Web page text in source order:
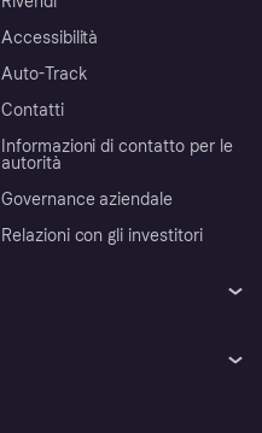
Accessibilità
Auto-Track
Contatti
Informazioni di contatto per le
autorità
Governance aziendale
Relazioni con gli investitori